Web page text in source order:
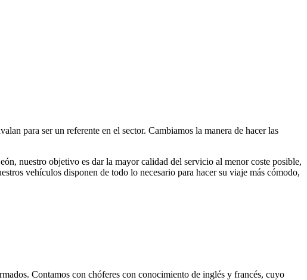
para ser un referente en el sector. Cambiamos la manera de hacer las
nuestro objetivo es dar la mayor calidad del servicio al menor coste posible,
vehículos disponen de todo lo necesario para hacer su viaje más cómodo,
Contamos con chóferes con conocimiento de inglés y francés, cuyo